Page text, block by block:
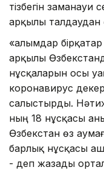
тізбегін заманауи
арқылы талдаудан
«Ғалымдар
арқылы
нұсқаларын осы
коронавирус
салыстырды.
ның 18 нұсқасы
Өзбекстан өз
барлық нұсқасы
- деп жазады